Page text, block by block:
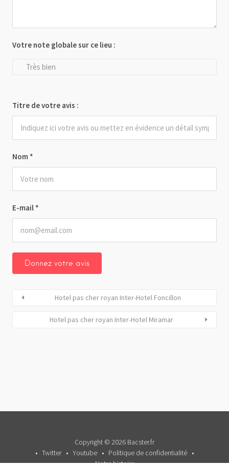
Nom *
E-mail *
Votre note globale sur ce lieu :
Très bien
Titre de votre avis :
Hotel pas cher royan Inter-Hotel Foncillon
Hotel pas cher royan Inter-Hotel Miramar
Copyright © 2026 Bacster.fr
Twitter
Youtube
Politique de confidentialité
Notre histoire